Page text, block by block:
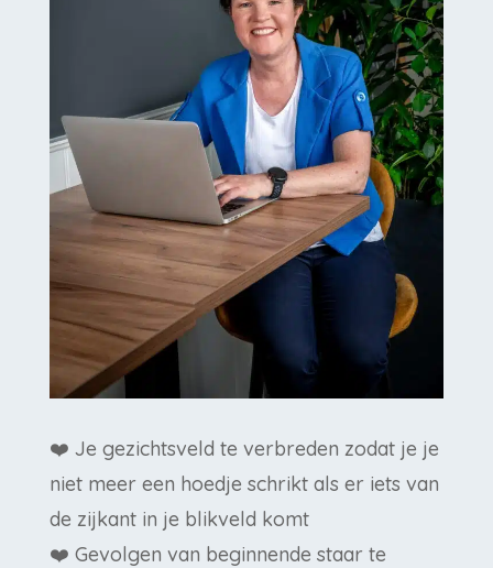
❤️ Je gezichtsveld te verbreden zodat je je
niet meer een hoedje schrikt als er iets van
de zijkant in je blikveld komt
❤️ Gevolgen van beginnende staar te